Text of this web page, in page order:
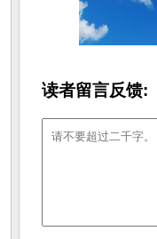
读者留言反馈: